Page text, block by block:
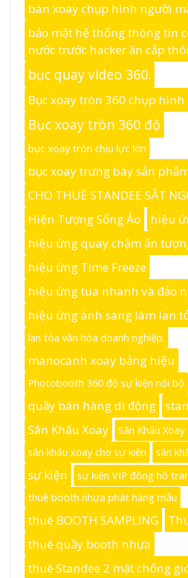
bàn xoay chụp hình người
bảo mật hệ thống thông tin
nước trước hacker ăn cắp
bục quay video 360.
Bục xoay tròn 360 chụp
Bục xoay tròn 360 độ
bục xoay tròn chịu lực lớn
bục xoay trưng bày sản
CHO THUÊ STANDEE SẮT
Hiện Tượng Sống Ảo
hiệu
hiệu ứng quay chậm ấn
hiệu ứng Time Freeze
hiệu ứng tua nhanh và đảo
hiệu ứng ánh sáng làm lan
lan tỏa văn hóa doanh nghiệp.
manocanh xoay bảng hiệu
Photobooth 360 độ sự kiện nội bộ
quầy bán hàng di động
Sân Khấu Xoay
Sân Khấu
sân khấu xoay cho sự kiện
sân
sự kiện
sự kiện VIP đồng hồ
thuê booth nhựa phát hàng mẫu
thuê BOOTH SAMPLING
thuê quầy booth nhựa
thuê Standee 2 mặt chống